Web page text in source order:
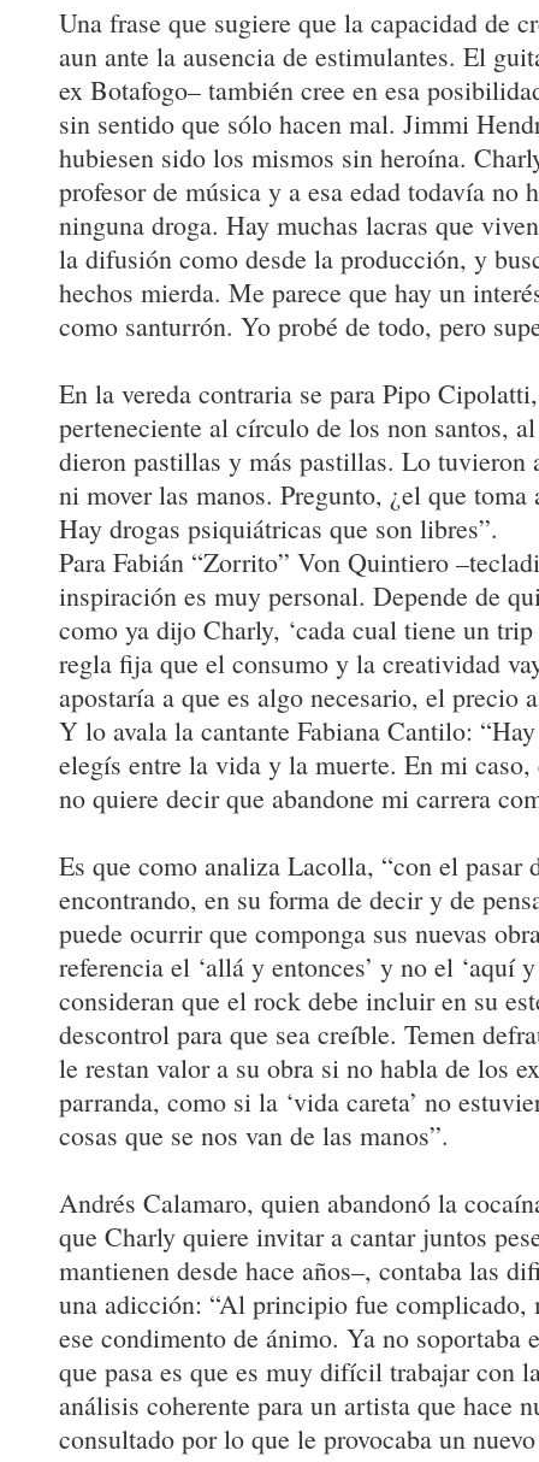
Una frase que sugiere que la capacidad de
aun ante la ausencia de estimulantes. El
ex Botafogo– también cree en esa
sin sentido que sólo hacen mal. Jimmi
hubiesen sido los mismos sin heroína.
profesor de música y a esa edad todavía no
ninguna droga. Hay muchas lacras que
la difusión como desde la producción, y
hechos mierda. Me parece que hay un
como santurrón. Yo probé de todo, pero
En la vereda contraria se para Pipo
perteneciente al círculo de los non santos,
dieron pastillas y más pastillas. Lo tuvieron
ni mover las manos. Pregunto, ¿el que toma
Hay drogas psiquiátricas que son libres”.
Para Fabián “Zorrito” Von Quintiero
inspiración es muy personal. Depende de
como ya dijo Charly, ‘cada cual tiene un
regla fija que el consumo y la creatividad
apostaría a que es algo necesario, el precio
Y lo avala la cantante Fabiana Cantilo:
elegís entre la vida y la muerte. En mi caso,
no quiere decir que abandone mi carrera
Es que como analiza Lacolla, “con el pasar
encontrando, en su forma de decir y de
puede ocurrir que componga sus nuevas
referencia el ‘allá y entonces’ y no el ‘aquí
consideran que el rock debe incluir en su
descontrol para que sea creíble. Temen
le restan valor a su obra si no habla de los
parranda, como si la ‘vida careta’ no
cosas que se nos van de las manos”.
Andrés Calamaro, quien abandonó la
que Charly quiere invitar a cantar juntos
mantienen desde hace años–, contaba las
una adicción: “Al principio fue complicado,
ese condimento de ánimo. Ya no soportaba
que pasa es que es muy difícil trabajar con
análisis coherente para un artista que hace
consultado por lo que le provocaba un